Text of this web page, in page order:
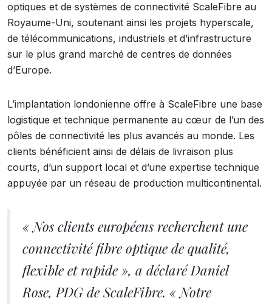
optiques et de systèmes de connectivité ScaleFibre au
Royaume-Uni, soutenant ainsi les projets hyperscale,
de télécommunications, industriels et d’infrastructure
sur le plus grand marché de centres de données
d’Europe.
L’implantation londonienne offre à ScaleFibre une base
logistique et technique permanente au cœur de l’un des
pôles de connectivité les plus avancés au monde. Les
clients bénéficient ainsi de délais de livraison plus
courts, d’un support local et d’une expertise technique
appuyée par un réseau de production multicontinental.
« Nos clients européens recherchent une
connectivité fibre optique de qualité,
flexible et rapide », a déclaré Daniel
Rose, PDG de ScaleFibre. « Notre